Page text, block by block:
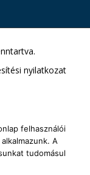
nyilatkozat
felhasználói
alkalmazunk. A
tudomásul